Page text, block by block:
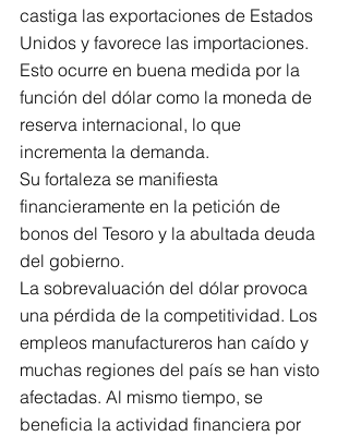
castiga las exportaciones de Estados
Unidos y favorece las importaciones.
Esto ocurre en buena medida por la
función del dólar como la moneda de
reserva internacional, lo que
incrementa la demanda.
Su fortaleza se manifiesta
financieramente en la petición de
bonos del Tesoro y la abultada deuda
del gobierno.
La sobrevaluación del dólar provoca
una pérdida de la competitividad. Los
empleos manufactureros han caído y
muchas regiones del país se han visto
afectadas. Al mismo tiempo, se
beneficia la actividad financiera por